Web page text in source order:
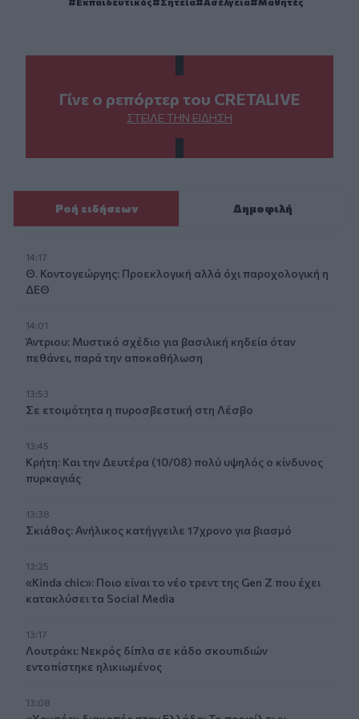
Γίνε ο ρεπόρτερ του CRETALIVE
ΣΤΕΊΛΕ ΤΗΝ ΕΊΔΗΣΗ
Ροή ειδήσεων Δημοφιλή
14:17
Θ. Κοντογεώργης: Προεκλογική αλλά όχι παροχολογική η
ΔΕΘ
14:01
Άντριου: Μυστικό σχέδιο για βασιλική κηδεία όταν
πεθάνει, παρά την αποκαθήλωση
13:53
Σε ετοιμότητα η πυροσβεστική στη Λέσβο
13:45
Κρήτη: Και την Δευτέρα (10/08) πολύ υψηλός ο κίνδυνος
πυρκαγιάς
13:38
Σκιάθος: Ανήλικος κατήγγειλε 17χρονο για βιασμό
13:25
«Kinda chic»: Ποιο είναι το νέο τρεντ της Gen Z που έχει
κατακλύσει τα Social Media
13:17
Λουτράκι: Νεκρός δίπλα σε κάδο σκουπιδιών
εντοπίστηκε ηλικιωμένος
13:08